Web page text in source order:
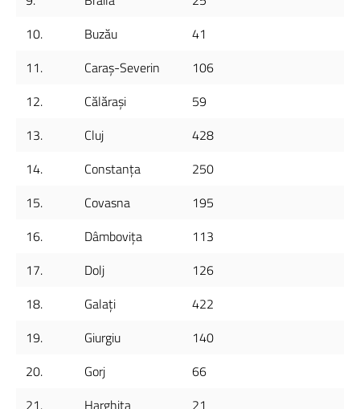
10.
Buzău
41
11.
Caraș-Severin
106
12.
Călărași
59
13.
Cluj
428
14.
Constanța
250
15.
Covasna
195
16.
Dâmbovița
113
17.
Dolj
126
18.
Galați
422
19.
Giurgiu
140
20.
Gorj
66
21.
Harghita 21